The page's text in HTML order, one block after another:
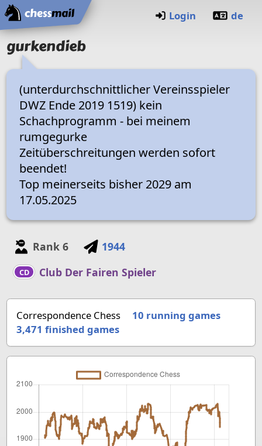
Home
Login de
gurkendieb
(unterdurchschnittlicher Vereinsspieler
DWZ Ende 2019 1519) kein
Schachprogramm - bei meinem
rumgegurke
Zeitüberschreitungen werden sofort
beendet!
Top meinerseits bisher 2029 am
17.05.2025
Rank 6 1944
CD Club Der Fairen Spieler
Correspondence Chess
10 running games
3,471 finished games